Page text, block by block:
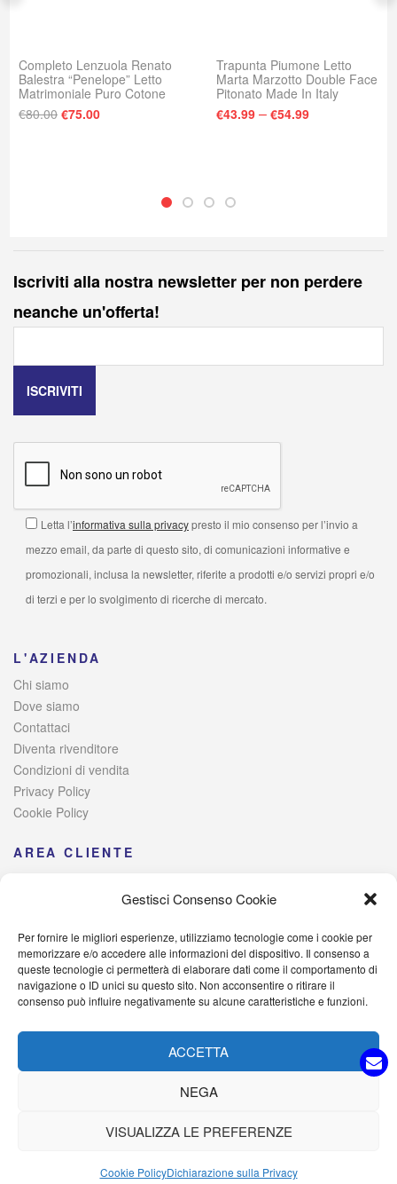
Gestisci Consenso Cookie
Per fornire le migliori esperienze, utilizziamo tecnologie come i cookie per
memorizzare e/o accedere alle informazioni del dispositivo. Il consenso a
queste tecnologie ci permetterà di elaborare dati come il comportamento di
navigazione o ID unici su questo sito. Non acconsentire o ritirare il
consenso può influire negativamente su alcune caratteristiche e funzioni.
ACCETTA
NEGA
VISUALIZZA LE PREFERENZE
Cookie PolicyDichiarazione sulla Privacy
Completo Lenzuola Renato
Balestra “Penelope” Letto
Matrimoniale Puro Cotone
€80.00 Il prezzo originale era: €80.00.
€75.00Il prezzo attuale è: €75.00.
Trapunta Piumone Letto
Marta Marzotto Double Face
Pitonato Made In Italy
€43.99 – €54.99
Iscriviti alla nostra newsletter per non perdere
neanche un'offerta!
Letta l’informativa sulla privacypresto il mio consenso per l’invio a
mezzo email, da parte di questo sito, di comunicazioni informative e
promozionali, inclusa la newsletter, riferite a prodotti e/o servizi propri e/o
di terzi e per lo svolgimento di ricerche di mercato.
L'AZIENDA
Chi siamo
Dove siamo
Contattaci
Diventa rivenditore
Condizioni di vendita
Privacy Policy
Cookie Policy
AREA CLIENTE
Metodi di spedizione
Risoluzione alternativa delle controversie
© 2021 Italia Magazzini di Lombardo Raffaele – Via Giovanni
Iervolino, 384 – 80040 Poggiomarino (NA) Iscritta alla Camera di
Commercio di Napoli – P. IVA: 09527701214 – C.F.
LMBRFL89D25H931I – PEC: italiamagazzini@pec.it